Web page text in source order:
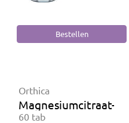
Orthica
Magnesiumcitraat-200
60 tab